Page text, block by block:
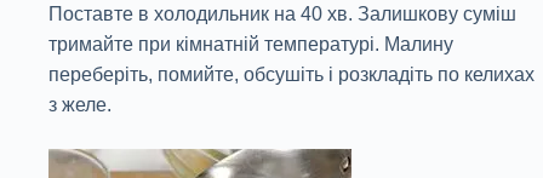
Поставте в холодильник на 40 хв. Залишкову суміш
тримайте при кімнатній температурі. Малину
переберіть, помийте, обсушіть і розкладіть по келихах
з желе.